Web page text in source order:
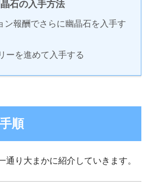
石の入手方法
ン報酬でさらに幽晶石を入手す
ーを進めて入手する
順
通り大まかに紹介していきます。